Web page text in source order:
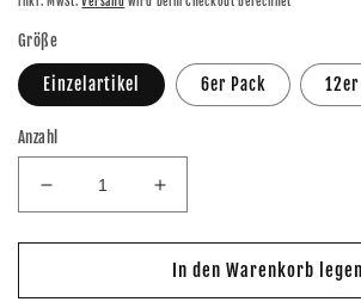
Größe
Einzelartikel 6er Pack 12er
Anzahl
Verringere
die
Menge
Rokoma
Erhöhe
die
Menge
für
Rokoma
In den Warenkorb legen